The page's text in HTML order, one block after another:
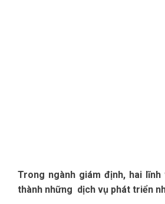
Trong ngành giám định, hai
thành những dịch vụ phát triển